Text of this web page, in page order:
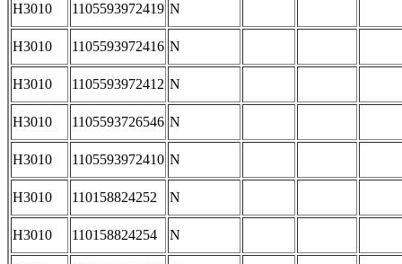
H3010
1105593972419 N
H3010 1105593972416 N
H3010 1105593972412 N
H3010 1105593726546 N
H3010 1105593972410 N
H3010 110158824252 N
H3010 110158824254 N